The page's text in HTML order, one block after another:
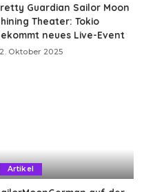
Guardian Sailor Moon
Theater: Tokio
neues Live-Event
Oktober 2025
Artikel